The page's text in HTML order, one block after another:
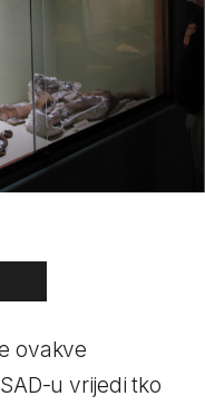
ovakve
u vrijedi tko